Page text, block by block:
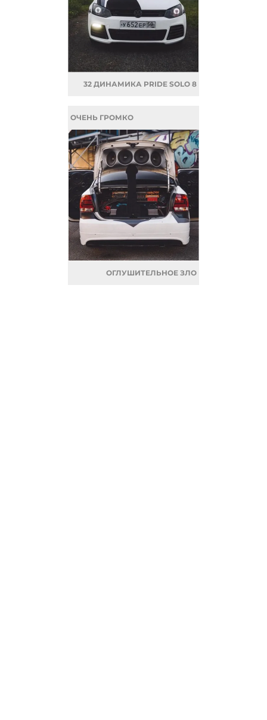
32 ДИНАМИКА PRIDE SOLO 8
ОЧЕНЬ ГРОМКО
ОГЛУШИТЕЛЬНОЕ ЗЛО